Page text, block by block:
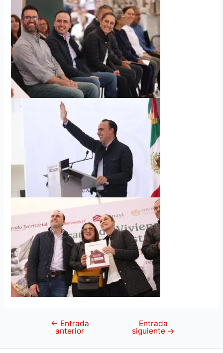
← Entrada
anterior
Entrada
siguiente →